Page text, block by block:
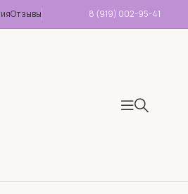
Отзывы 8 (919) 002-95-41